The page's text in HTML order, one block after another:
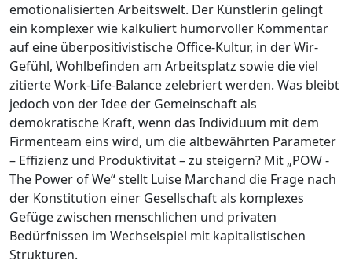
emotionalisierten Arbeitswelt. Der Künstlerin gelingt
ein komplexer wie kalkuliert humorvoller Kommentar
auf eine überpositivistische Office-Kultur, in der Wir-
Gefühl, Wohlbefinden am Arbeitsplatz sowie die viel
zitierte Work-Life-Balance zelebriert werden. Was bleibt
jedoch von der Idee der Gemeinschaft als
demokratische Kraft, wenn das Individuum mit dem
Firmenteam eins wird, um die altbewährten Parameter
– Effizienz und Produktivität – zu steigern? Mit „POW -
The Power of We“ stellt Luise Marchand die Frage nach
der Konstitution einer Gesellschaft als komplexes
Gefüge zwischen menschlichen und privaten
Bedürfnissen im Wechselspiel mit kapitalistischen
Strukturen.